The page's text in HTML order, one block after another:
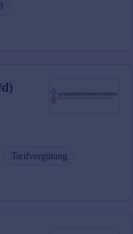
3
Tarifvergütung